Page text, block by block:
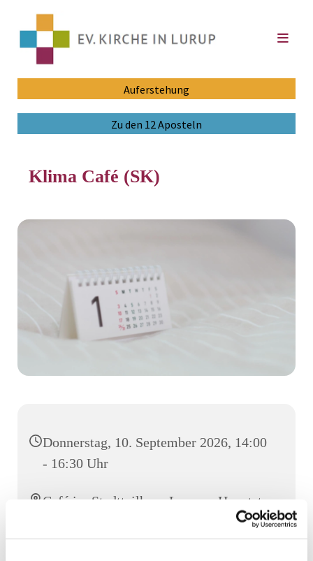
Auferstehung
Zu den 12 Aposteln
Klima Café (SK)
Donnerstag, 10. September 2026, 14:00
- 16:30 Uhr
Café im Stadtteilhaus Luruper Hauptstr.
155, Luruper Hauptstr. 155, 22547
Hamburg